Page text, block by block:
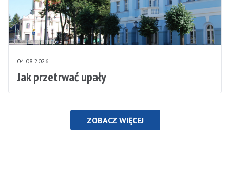
04.08.2026
Jak przetrwać upały
ZOBACZ WIĘCEJ